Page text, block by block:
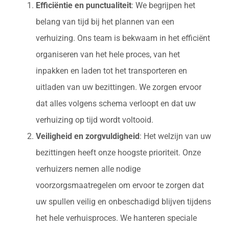
Efficiëntie en punctualiteit: We begrijpen het
belang van tijd bij het plannen van een
verhuizing. Ons team is bekwaam in het efficiënt
organiseren van het hele proces, van het
inpakken en laden tot het transporteren en
uitladen van uw bezittingen. We zorgen ervoor
dat alles volgens schema verloopt en dat uw
verhuizing op tijd wordt voltooid.
Veiligheid en zorgvuldigheid : Het welzijn van uw
bezittingen heeft onze hoogste prioriteit. Onze
verhuizers nemen alle nodige
voorzorgsmaatregelen om ervoor te zorgen dat
uw spullen veilig en onbeschadigd blijven tijdens
het hele verhuisproces. We hanteren speciale